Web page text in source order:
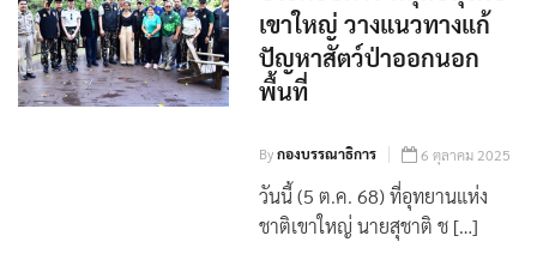
เขาใหญ่ วางแนวทางแก้
ปัญหาสัตว์ป่าออกนอก
พื้นที่
Byกองบรรณาธิการ 6 ตุลาคม 2025
วันนี้ (5 ต.ค. 68) ที่อุทยานแห่ง
ชาติเขาใหญ่ นายสุชาติ ช […]